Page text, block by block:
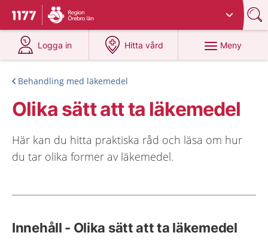
Till startsidan för 1177
Du har valt region
Logga in
på 1177.se
Hitta vård
på 1177.se
Meny
Behandling med läkemedel
Olika sätt att ta läkemedel
Här kan du hitta praktiska råd och läsa om hur
du tar olika former av läkemedel.
Innehåll - Olika sätt att ta läkemedel